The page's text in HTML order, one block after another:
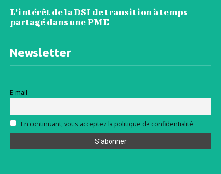
L’intérêt de la DSI de transition à temps
partagé dans une PME
Newsletter
E-mail
En continuant, vous acceptez la politique de confidentialité